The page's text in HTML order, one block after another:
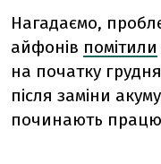
Нагадаємо,
айфонів помітили
на початку
після заміни
починають